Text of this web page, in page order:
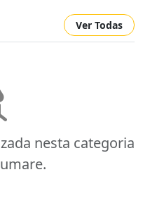
Ver Todas
nesta categoria